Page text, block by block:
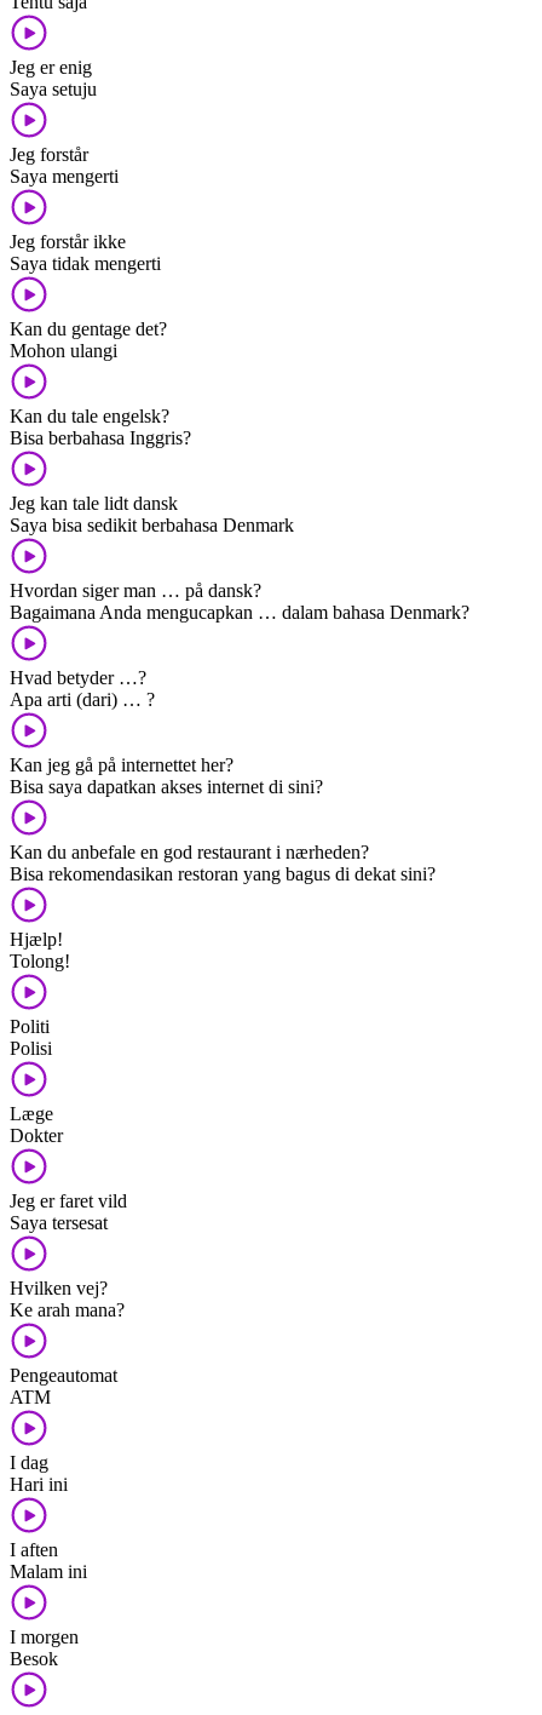
Jeg er enig
Saya setuju
Jeg forstår
Saya mengerti
Jeg forstår ikke
Saya tidak mengerti
Kan du gentage det?
Mohon ulangi
Kan du tale engelsk?
Bisa berbahasa Inggris?
Jeg kan tale lidt dansk
Saya bisa sedikit berbahasa Denmark
Hvordan siger man … på dansk?
Bagaimana Anda mengucapkan … dalam bahasa Denmark?
Hvad betyder …?
Apa arti (dari) … ?
Kan jeg gå på internettet her?
Bisa saya dapatkan akses internet di sini?
Kan du anbefale en god restaurant i nærheden?
Bisa rekomendasikan restoran yang bagus di dekat sini?
Hjælp!
Tolong!
Politi
Polisi
Læge
Dokter
Jeg er faret vild
Saya tersesat
Hvilken vej?
Ke arah mana?
Pengeautomat
ATM
I dag
Hari ini
I aften
Malam ini
I morgen
Besok